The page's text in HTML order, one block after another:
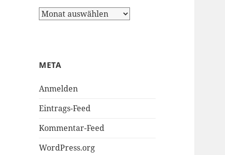
Archiv
META
Anmelden
Eintrags-Feed
Kommentar-Feed
WordPress.org